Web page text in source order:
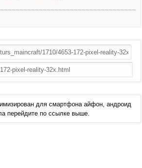
для смартфона айфон, андроид
перейдите по ссылке выше.